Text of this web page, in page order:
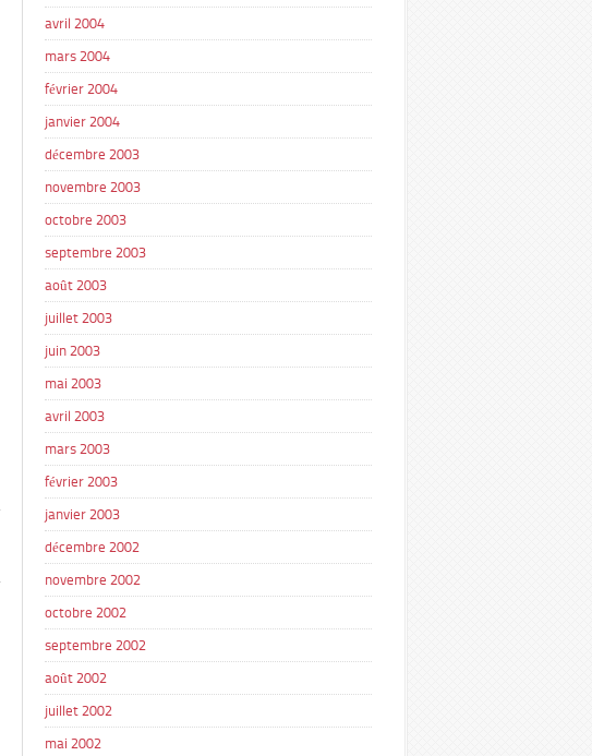
avril 2004
mars 2004
février 2004
janvier 2004
décembre 2003
novembre 2003
octobre 2003
septembre 2003
août 2003
juillet 2003
juin 2003
mai 2003
avril 2003
mars 2003
février 2003
janvier 2003
décembre 2002
novembre 2002
octobre 2002
septembre 2002
août 2002
juillet 2002
mai 2002